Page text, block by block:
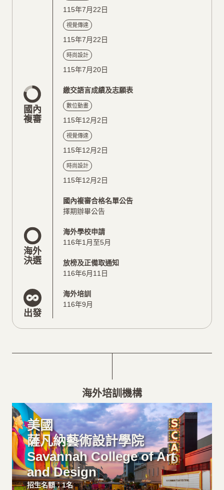
115年7月22日
視覺傳達
115年7月22日
時尚設計
115年7月20日
國內
複審
繳交語言成績及志願表
數位動畫
115年12月2日
視覺傳達
115年12月2日
時尚設計
115年12月2日
國內複審合格名單公告
擇期辦畢公告
海外
決選
海外學校申請
116年1月至5月
放榜及正備取通知
116年6月11日
出發
海外培訓
116年9月
海外培訓機構
美國
薩凡納藝術設計學院
Savannah College of Art
and Design
招生名額：1名